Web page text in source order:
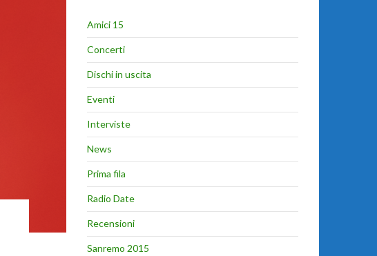
Amici 15
Concerti
Dischi in uscita
Eventi
Interviste
News
Prima fila
Radio Date
Recensioni
Sanremo 2015